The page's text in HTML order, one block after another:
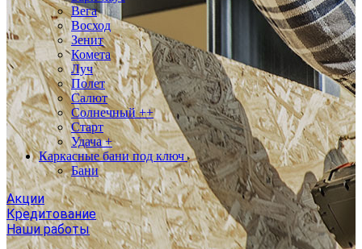
Вега
Восход
Зенит
Комета
Луч
Полет
Салют
Солнечный ++
Старт
Удача +
Каркасные бани под ключ
Бани
Акции
Кредитование
Наши работы